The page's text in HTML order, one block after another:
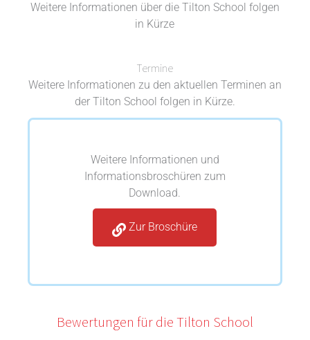
Weitere Informationen über die Tilton School folgen
in Kürze
Termine
Weitere Informationen zu den aktuellen Terminen an
der Tilton School folgen in Kürze.
Weitere Informationen und
Informationsbroschüren zum
Download.
Zur Broschüre
Bewertungen für die Tilton School